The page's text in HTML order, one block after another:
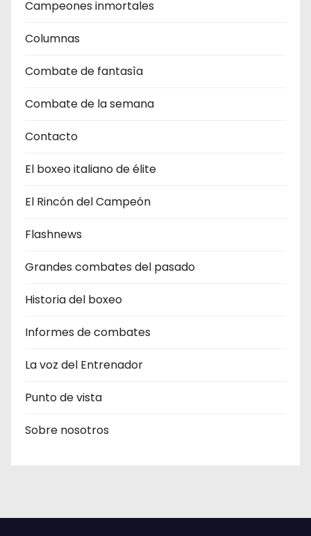
Campeones inmortales
Columnas
Combate de fantasìa
Combate de la semana
Contacto
El boxeo italiano de élite
El Rincón del Campeón
Flashnews
Grandes combates del pasado
Historia del boxeo
Informes de combates
La voz del Entrenador
Punto de vista
Sobre nosotros